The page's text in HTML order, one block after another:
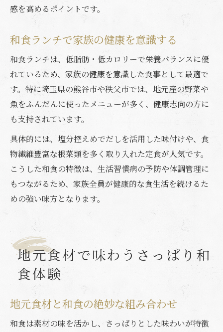
感を高めるポイントです。
和食ランチで家族の健康を意識する
和食ランチは、低脂肪・低カロリーで栄養バランスに優
れているため、家族の健康を意識した食事として最適で
す。特に埼玉県の熊谷市や秩父市では、地元産の野菜や
魚をふんだんに使ったメニューが多く、健康志向の方に
も支持されています。
具体的には、塩分控えめでだしを活用した味付けや、食
物繊維豊富な根菜類を多く取り入れた定食が人気です。
こうした和食の特徴は、生活習慣病の予防や体調管理に
もつながるため、家族全員が健康的な食生活を続けるた
めの強い味方となります。
地元食材で味わうさっぱり和
食体験
地元食材と和食の絶妙な組み合わせ
和食は素材の味を活かし、さっぱりとした味わいが特徴